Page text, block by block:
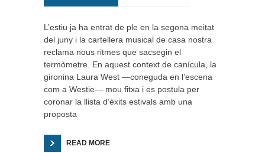
L’estiu ja ha entrat de ple en la segona meitat
del juny i la cartellera musical de casa nostra
reclama nous ritmes que sacsegin el
termòmetre. En aquest context de canícula, la
gironina Laura West —coneguda en l’escena
com a Westie— mou fitxa i es postula per
coronar la llista d’èxits estivals amb una
proposta
READ MORE